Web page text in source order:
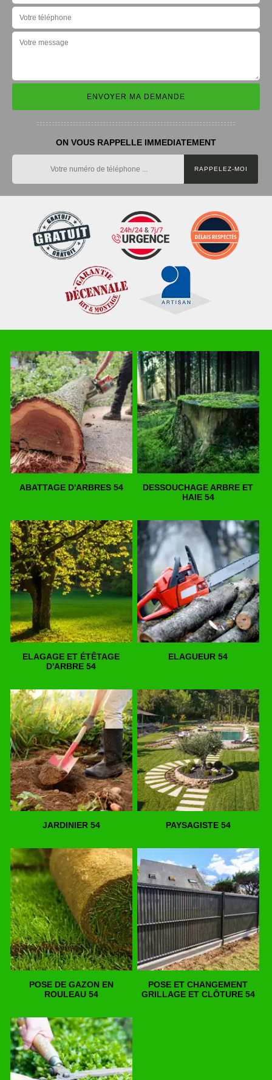
ON VOUS RAPPELLE IMMEDIATEMENT
ABATTAGE D'ARBRES 54
DESSOUCHAGE ARBRE ET
HAIE 54
ELAGAGE ET ÉTÊTAGE
D'ARBRE 54
ELAGUEUR 54
JARDINIER 54 PAYSAGISTE 54
POSE DE GAZON EN
ROULEAU 54
POSE ET CHANGEMENT
GRILLAGE ET CLÔTURE 54